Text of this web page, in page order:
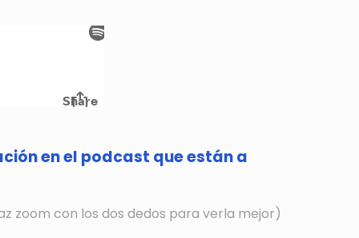
en el podcast que están a
zoom con los dos dedos para verla mejor)